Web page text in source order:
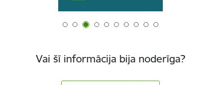
Vai šī informācija bija noderīga?